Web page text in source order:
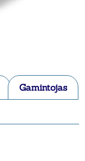
Gamintojas